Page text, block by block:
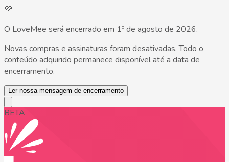
💜
O LoveMee será encerrado em 1º de agosto de 2026.
Novas compras e assinaturas foram desativadas. Todo o
conteúdo adquirido permanece disponível até a data de
encerramento.
Ler nossa mensagem de encerramento
BETA